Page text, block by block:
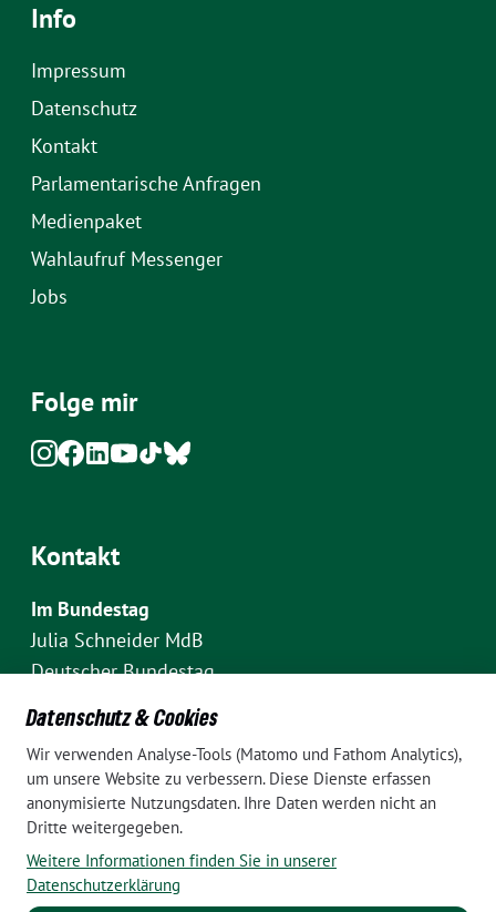
Info
Impressum
Datenschutz
Kontakt
Parlamentarische Anfragen
Medienpaket
Wahlaufruf Messenger
Jobs
Folge mir
Kontakt
Im Bundestag
Julia Schneider MdB
Deutscher Bundestag
Fraktion Bündnis 90/Die Grünen
Platz der Republik 1
D-10111 Berlin
E-Mail: julia.schneider(at)bundestag.de
Telefon: +49 30 227 70907
Im Wahlkreis Pankow
Wahlkreisbüro Julia Schneider
Datenschutz & Cookies
Wir verwenden Analyse-Tools (Matomo und Fathom Analytics),
um unsere Website zu verbessern. Diese Dienste erfassen
anonymisierte Nutzungsdaten. Ihre Daten werden nicht an
Dritte weitergegeben.
Weitere Informationen finden Sie in unserer
Datenschutzerklärung